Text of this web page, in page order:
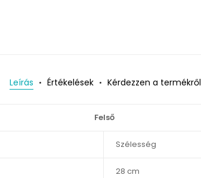
Leírás Értékelések Kérdezzen a termékről
Felső
Szélesség
28 cm